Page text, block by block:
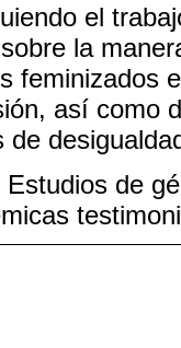
el
la
feminizados
así como
de
Estudios de